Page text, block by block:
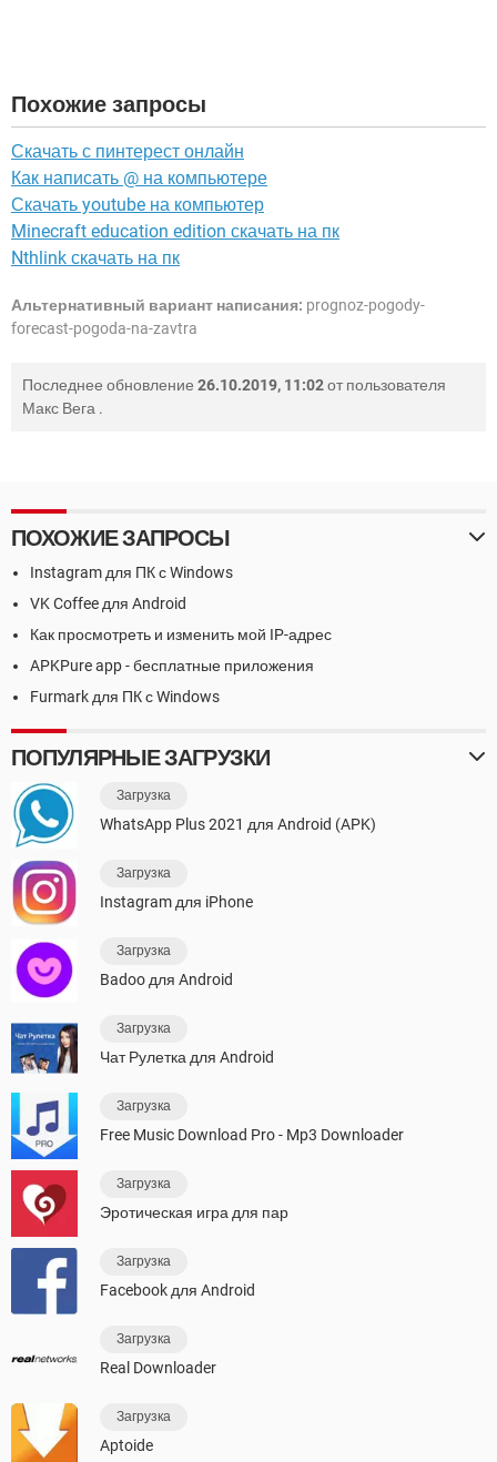
Похожие запросы
Скачать с пинтерест онлайн
Как написать @ на компьютере
Скачать youtube на компьютер
Minecraft education edition скачать на пк
Nthlink скачать на пк
Альтернативный вариант написания: prognoz-pogody-
forecast-pogoda-na-zavtra
Последнее обновление 26.10.2019, 11:02от пользователя
Макс Вега .
ПОХОЖИЕ ЗАПРОСЫ
Instagram для ПК с Windows
VK Coffee для Android
Как просмотреть и изменить мой IP-адрес
APKPure app - бесплатные приложения
Furmark для ПК с Windows
ПОПУЛЯРНЫЕ ЗАГРУЗКИ
Загрузка
WhatsApp Plus 2021 для Android (APK)
Загрузка
Instagram для iPhone
Загрузка
Badoo для Android
Загрузка
Чат Рулетка для Android
Загрузка
Free Music Download Pro - Mp3 Downloader
Загрузка
Эротическая игра для пар
Загрузка
Facebook для Android
Загрузка
Real Downloader
Загрузка
Aptoide